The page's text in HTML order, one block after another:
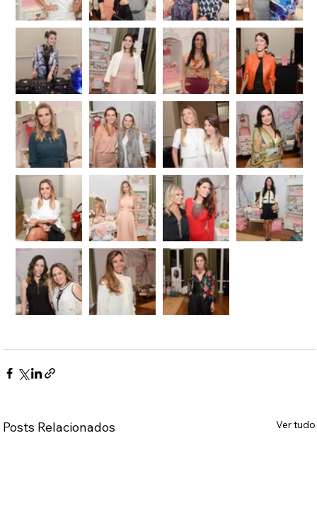
Posts Relacionados Ver tudo